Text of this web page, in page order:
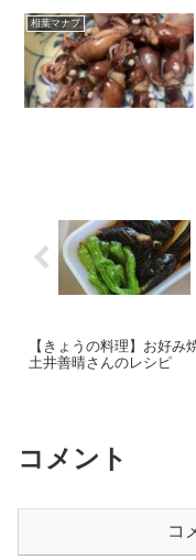
相葉マナブ
【きょうの料理】お好み
土井善晴さんのレシピ
コメント
コ